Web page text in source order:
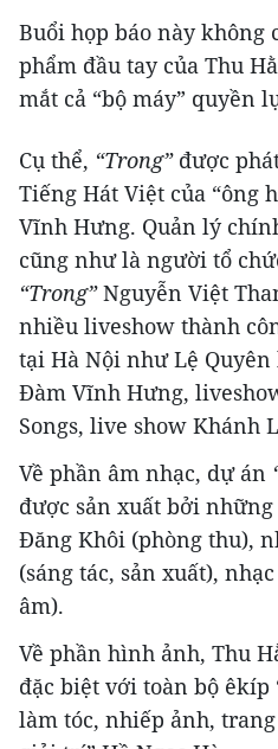
Buổi họp báo này không
phẩm đầu tay của Thu
mắt cả “bộ máy” quyền
Cụ thể, “Trong”được
Tiếng Hát Việt của “ông
Vĩnh Hưng. Quản lý
cũng như là người tổ
“Trong”Nguyễn Việt
nhiều liveshow thành
tại Hà Nội như Lệ
Đàm Vĩnh Hưng,
Songs, live show Khánh
Về phần âm nhạc, dự án
được sản xuất bởi
Đăng Khôi (phòng thu),
(sáng tác, sản xuất),
âm).
Về phần hình ảnh, Thu
đặc biệt với toàn bộ êkíp
làm tóc, nhiếp ảnh,